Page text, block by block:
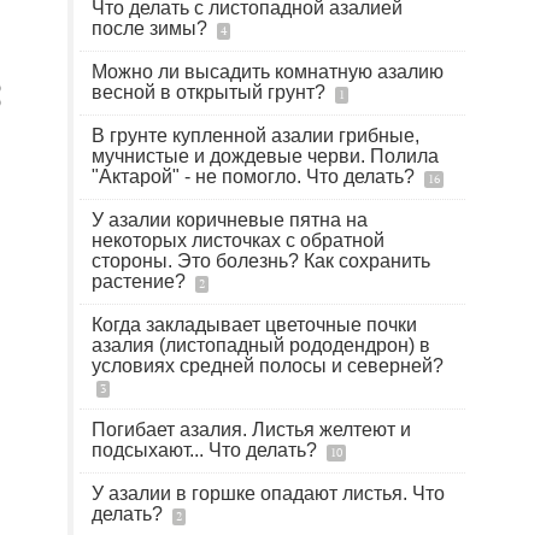
Что делать с листопадной азалией
после зимы?
4
Можно ли высадить комнатную азалию
весной в открытый грунт?
1
В грунте купленной азалии грибные,
мучнистые и дождевые черви. Полила
"Актарой" - не помогло. Что делать?
16
У азалии коричневые пятна на
некоторых листочках с обратной
стороны. Это болезнь? Как сохранить
растение?
2
Когда закладывает цветочные почки
азалия (листопадный рододендрон) в
условиях средней полосы и северней?
3
Погибает азалия. Листья желтеют и
подсыхают... Что делать?
10
У азалии в горшке опадают листья. Что
делать?
2